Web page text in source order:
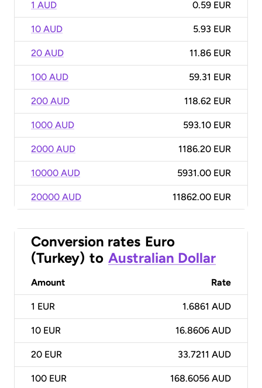
1 AUD 0.59 EUR
10 AUD 5.93 EUR
20 AUD 11.86 EUR
100 AUD 59.31 EUR
200 AUD 118.62 EUR
1000 AUD 593.10 EUR
2000 AUD 1186.20 EUR
10000 AUD 5931.00 EUR
20000 AUD 11862.00 EUR
Conversion rates Euro
(Turkey) to Australian Dollar
Amount Rate
1 EUR 1.6861 AUD
10 EUR 16.8606 AUD
20 EUR 33.7211 AUD
100 EUR 168.6056 AUD